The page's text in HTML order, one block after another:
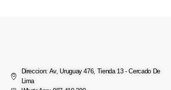
Direccion: Av, Uruguay 476, Tienda 13 - Cercado De
Lima